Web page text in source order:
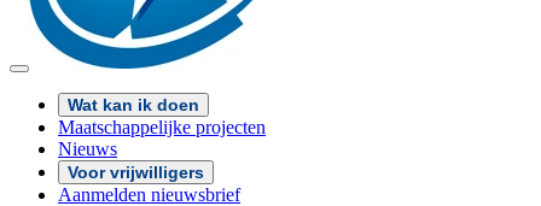
Wat kan ik doen
Maatschappelijke projecten
Nieuws
Voor vrijwilligers
Aanmelden nieuwsbrief